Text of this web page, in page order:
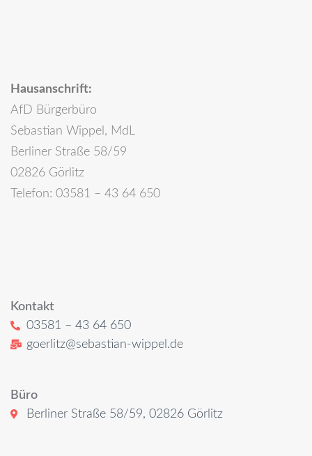
Hausanschrift:
AfD Bürgerbüro
Sebastian Wippel, MdL
Berliner Straße 58/59
02826 Görlitz
Telefon: 03581 – 43 64 650
Kontakt
03581 – 43 64 650
goerlitz@sebastian-wippel.de
Büro
Berliner Straße 58/59, 02826 Görlitz